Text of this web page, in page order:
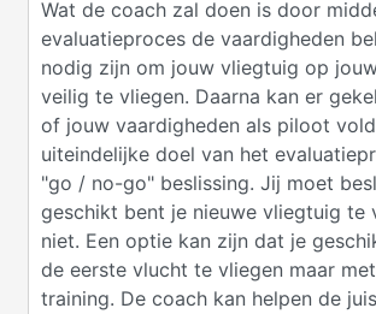
Wat de coach zal doen is door
evaluatieproces de vaardigheden
nodig zijn om jouw vliegtuig op
veilig te vliegen. Daarna kan er
of jouw vaardigheden als piloot
uiteindelijke doel van het
"go / no-go" beslissing. Jij moet
geschikt bent je nieuwe vliegtuig te
niet. Een optie kan zijn dat je
de eerste vlucht te vliegen maar
training. De coach kan helpen de